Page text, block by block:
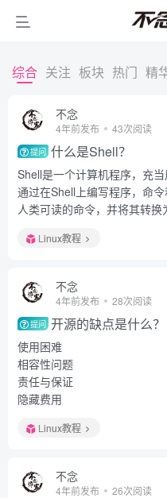
综合 关注 板块 热门 精
不念
4年前发布 43次阅读
提问 什么是Shell？
Shell是一个计算机程序，充
通过在Shell上编写程序，命
人类可读的命令，并将其转换
Linux教程
不念
4年前发布 28次阅读
提问 开源的缺点是什么？
使用困难
相容性问题
责任与保证
隐藏费用
Linux教程
不念
4年前发布 26次阅读